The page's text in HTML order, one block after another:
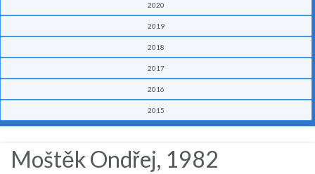
2020
2019
2018
2017
2016
2015
Moštěk Ondřej, 1982